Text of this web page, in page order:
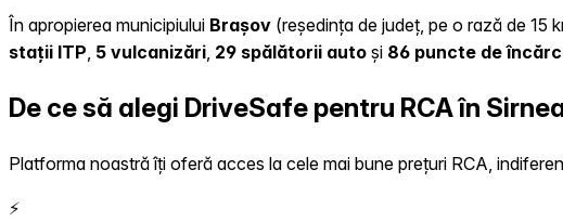
În apropierea municipiului Brașov (reședința de județ, pe o rază de 15
stații ITP, 5 vulcanizări, 29 spălătorii auto și 86 puncte de
De ce să alegi DriveSafe pentru RCA în
Platforma noastră îți oferă acces la cele mai bune prețuri RCA,
⚡